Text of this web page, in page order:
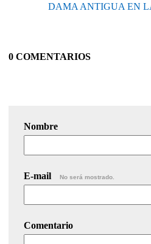
DAMA ANTIGUA EN
0 COMENTARIOS
Nombre
E-mail No será mostrado.
Comentario